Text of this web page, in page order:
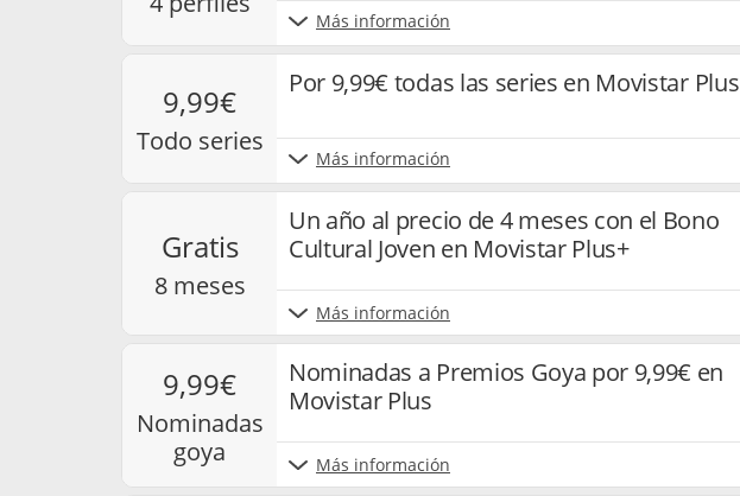
Más información
9,99€
todo series
Por 9,99€ todas las series en Movistar Plus
Más información
gratis
8 meses
Un año al precio de 4 meses con el Bono
Cultural Joven en Movistar Plus+
Más información
9,99€
nominadas
goya
Nominadas a Premios Goya por 9,99€ en
Movistar Plus
Más información